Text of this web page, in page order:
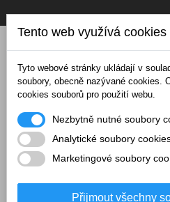
Tento web využívá cookies
Tyto webové stránky ukládají v
soubory, obecně nazývané cookies.
cookies souborů pro použití webu.
Nezbytně nutné soubory
Analytické soubory
Marketingové soubory
Přijmout všechny